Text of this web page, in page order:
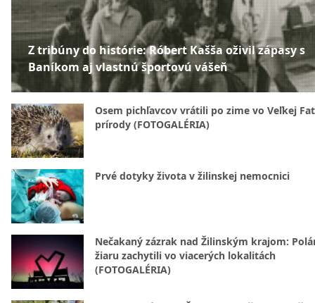
Z tribúny do histórie: Róbert Kašša oživil zápasy s
Baníkom aj vlastnú športovú vášeň
Osem pichľavcov vrátili po zime vo Veľkej
prírody (FOTOGALÉRIA)
Prvé dotyky života v žilinskej nemocnici
Nečakaný zázrak nad Žilinským krajom:
žiaru zachytili vo viacerých lokalitách
(FOTOGALÉRIA)